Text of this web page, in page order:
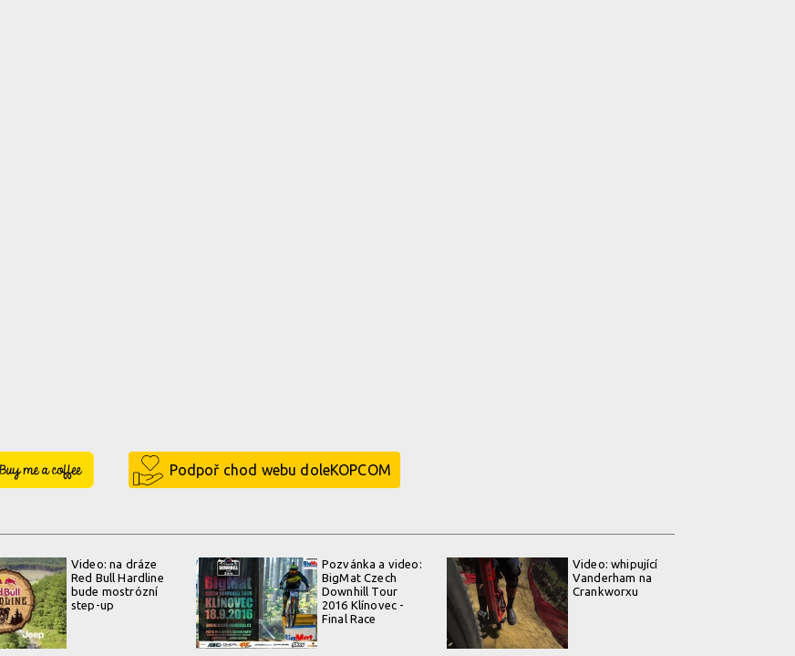
Buy Me a Coffee Podpoř chod webu doleKOPCOM
Video: na dráze
Red Bull Hardline
bude mostrózní
step-up
Pozvánka a video:
BigMat Czech
Downhill Tour
2016 Klínovec -
Final Race
Video: whipující
Vanderham na
Crankworxu